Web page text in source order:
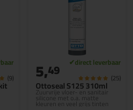
(9)
Ottoseal S125 310ml
Zuurvrije vloer- en sanitair
silicone met o.a. matte
kleuren en veel grijs tinten
5,49 (25)